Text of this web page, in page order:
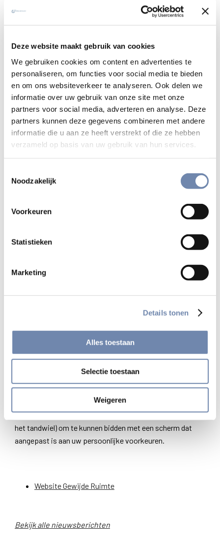
Deze website maakt gebruik van cookies
We gebruiken cookies om content en advertenties te
personaliseren, om functies voor social media te bieden
en om ons websiteverkeer te analyseren. Ook delen we
informatie over uw gebruik van onze site met onze
partners voor social media, adverteren en analyse. Deze
partners kunnen deze gegevens combineren met andere
informatie die u aan ze heeft verstrekt of die ze hebben
verzameld op basis van uw gebruik van hun services.
Noodzakelijk
Voorkeuren
Statistieken
Marketing
Details tonen
Alles toestaan
Selectie toestaan
Weigeren
persoonlijke voorkeuren
voortaan de mogelijkheid aan om uw digitaal gebed verder
te personaliseren.
Wat?
Volgende keuzemogelijkheden worden u aangeboden:
de snelheid waarmee, na elke klik, het ene scherm
keuzemogelijkheden);
keuzemogelijkheden).
Klik op het tandwiel. In het venster dat nu geopend wordt
klikt u op "create new account". Maak vervolgens uw
eigen account en vul alle vakjes in. Klik ten slotte onderaan
Uw nieuw account is nu aangemaakt. Als u voortaan naar
Gewijde Ruimtesurft, volstaat het in te loggen (steeds via
het tandwiel) om te kunnen bidden met een scherm dat
aangepast is aan uw persoonlijke voorkeuren.
Website Gewijde Ruimte
Bekijk alle nieuwsberichten